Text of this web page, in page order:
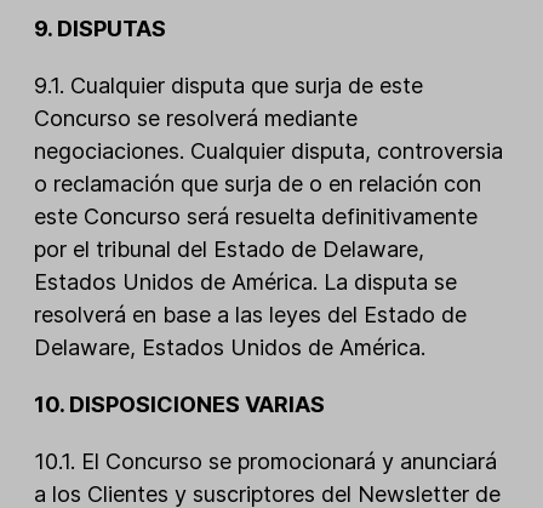
9. DISPUTAS
9.1. Cualquier disputa que surja de este
Concurso se resolverá mediante
negociaciones. Cualquier disputa, controversia
o reclamación que surja de o en relación con
este Concurso será resuelta definitivamente
por el tribunal del Estado de Delaware,
Estados Unidos de América. La disputa se
resolverá en base a las leyes del Estado de
Delaware, Estados Unidos de América.
10. DISPOSICIONES VARIAS
10.1. El Concurso se promocionará y anunciará
a los Clientes y suscriptores del Newsletter de